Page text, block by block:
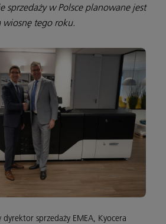
sprzedaży w Polsce planowane jest
wiosnę tego roku.
sprzedaży EMEA, Kyocera